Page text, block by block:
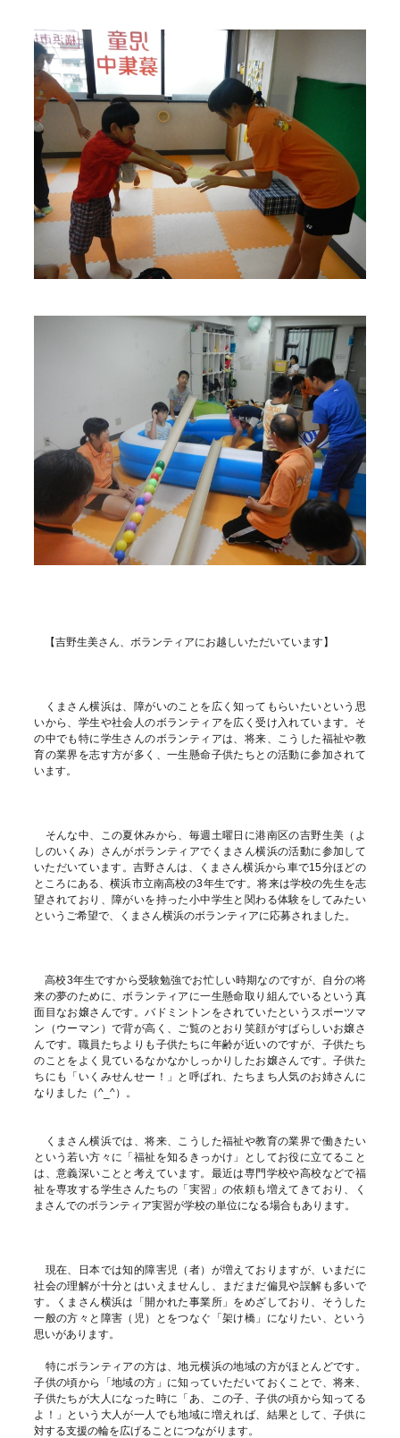
【吉野生美さん、ボランティアにお越しいただいています】
くまさん横浜は、障がいのことを広く知ってもらいたいという思
いから、学生や社会人のボランティアを広く受け入れています。そ
の中でも特に学生さんのボランティアは、将来、こうした福祉や教
育の業界を志す方が多く、一生懸命子供たちとの活動に参加されて
います。
そんな中、この夏休みから、毎週土曜日に港南区の吉野生美（よ
しのいくみ）さんがボランティアでくまさん横浜の活動に参加して
いただいています。吉野さんは、くまさん横浜から車で15分ほどの
ところにある、横浜市立南高校の3年生です。将来は学校の先生を志
望されており、障がいを持った小中学生と関わる体験をしてみたい
というご希望で、くまさん横浜のボランティアに応募されました。
高校3年生ですから受験勉強でお忙しい時期なのですが、自分の将
来の夢のために、ボランティアに一生懸命取り組んでいるという真
面目なお嬢さんです。バドミントンをされていたというスポーツマ
ン（ウーマン）で背が高く、ご覧のとおり笑顔がすばらしいお嬢さ
んです。職員たちよりも子供たちに年齢が近いのですが、子供たち
のことをよく見ているなかなかしっかりしたお嬢さんです。子供た
ちにも「いくみせんせー！」と呼ばれ、たちまち人気のお姉さんに
なりました（^_^）。
くまさん横浜では、将来、こうした福祉や教育の業界で働きたい
という若い方々に「福祉を知るきっかけ」としてお役に立てること
は、意義深いことと考えています。最近は専門学校や高校などで福
祉を専攻する学生さんたちの「実習」の依頼も増えてきており、く
まさんでのボランティア実習が学校の単位になる場合もあります。
現在、日本では知的障害児（者）が増えておりますが、いまだに
社会の理解が十分とはいえませんし、まだまだ偏見や誤解も多いで
す。くまさん横浜は「開かれた事業所」をめざしており、そうした
一般の方々と障害（児）とをつなぐ「架け橋」になりたい、という
思いがあります。
特にボランティアの方は、地元横浜の地域の方がほとんどです。
子供の頃から「地域の方」に知っていただいておくことで、将来、
子供たちが大人になった時に「あ、この子、子供の頃から知ってる
よ！」という大人が一人でも地域に増えれば、結果として、子供に
対する支援の輪を広げることにつながります。